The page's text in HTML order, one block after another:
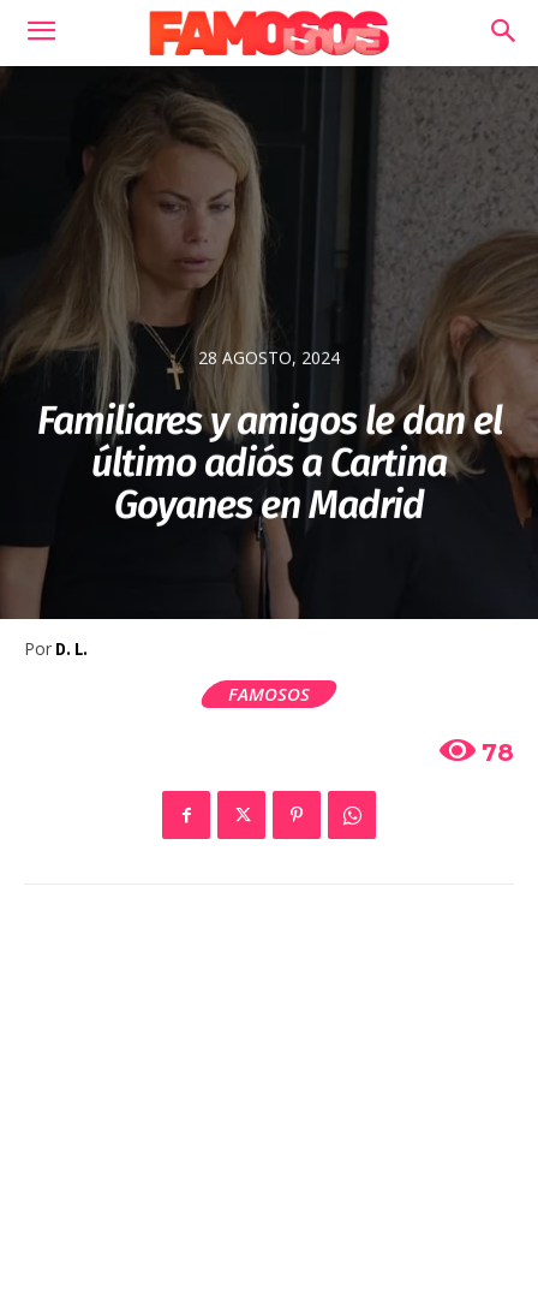
28 AGOSTO, 2024
Familiares y amigos le dan el
último adiós a Cartina
Goyanes en Madrid
Por D. L.
FAMOSOS
78